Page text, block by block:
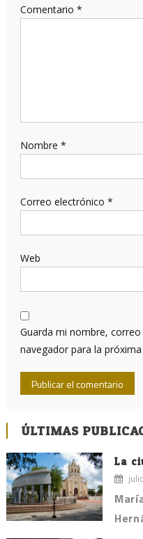
Comentario *
Nombre *
Correo electrónico *
Web
Guarda mi nombre,
navegador para la
ÚLTIMAS
La